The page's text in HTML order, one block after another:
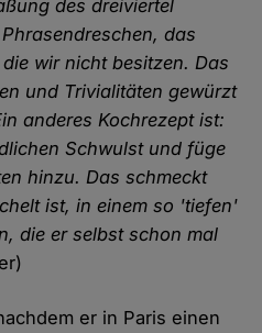
des dreiviertel
das
wir nicht besitzen. Das
und Trivialitäten gewürzt
anderes Kochrezept ist:
Schwulst und füge
hinzu. Das schmeckt
ist, in einem so 'tiefen'
die er selbst schon mal
er in Paris einen